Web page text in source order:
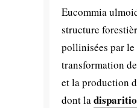
Eucommia
structure
pollinisées par le
transformation
et la production
dont la